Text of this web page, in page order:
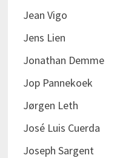
Jean Vigo
Jens Lien
Jonathan Demme
Jop Pannekoek
Jørgen Leth
José Luis Cuerda
Joseph Sargent